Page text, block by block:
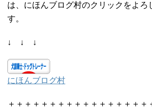
は、にほんブログ村のクリックをよろ
す。
↓ ↓ ↓
にほんブログ村
＋＋＋＋＋＋＋＋＋＋＋＋＋＋＋＋＋